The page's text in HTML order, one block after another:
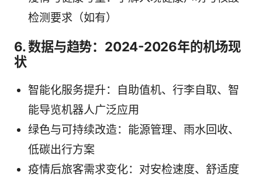
检测要求（如有）
6. 数据与趋势：2024-2026年的机场现
状
智能化服务提升：自助值机、行李自取、智
能导览机器人广泛应用
绿色与可持续改造：能源管理、雨水回收、
低碳出行方案
疫情后旅客需求变化：对安检速度、舒适度